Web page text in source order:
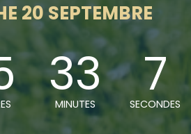
20 SEPTEMBRE
33
MINUTES 3
SECONDES